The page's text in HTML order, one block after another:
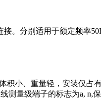
接。分别适用于额定频率
积小、重量轻，安装仅占
测量级端子的标志为a, n,